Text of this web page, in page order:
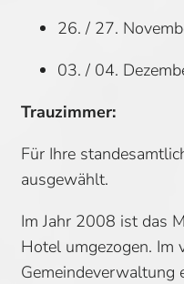
26. / 27.
03. / 04.
Trauzimmer:
Für Ihre
ausgewählt.
Im Jahr 2008 ist das
Hotel umgezogen. Im
Gemeindeverwaltung